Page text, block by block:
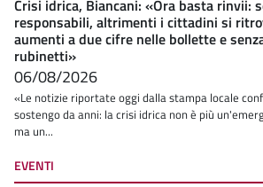
Crisi idrica, Biancani: «Ora basta rinvii:
responsabili, altrimenti i cittadini si
aumenti a due cifre nelle bollette e
rubinetti»
06/08/2026
«Le notizie riportate oggi dalla stampa locale
sostengo da anni: la crisi idrica non è più
ma un...
EVENTI